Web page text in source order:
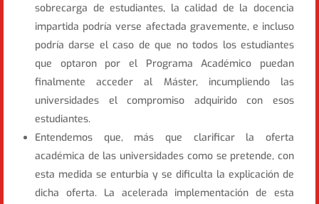
sobrecarga de estudiantes, la calidad de la docencia
impartida podría verse afectada gravemente, e incluso
podría darse el caso de que no todos los estudiantes
que optaron por el Programa Académico puedan
finalmente acceder al Máster, incumpliendo las
universidades el compromiso adquirido con esos
estudiantes.
Entendemos que, más que clarificar la oferta
académica de las universidades como se pretende, con
esta medida se enturbia y se dificulta la explicación de
dicha oferta. La acelerada implementación de esta